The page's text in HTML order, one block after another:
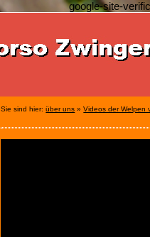
google-site-
Sie sind hier:über uns »Videos der Welpen